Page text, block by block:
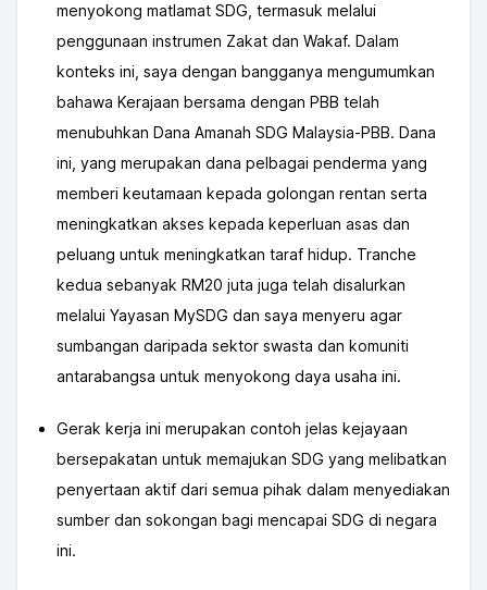
menyokong matlamat SDG, termasuk melalui
penggunaan instrumen Zakat dan Wakaf. Dalam
konteks ini, saya dengan bangganya mengumumkan
bahawa Kerajaan bersama dengan PBB telah
menubuhkan Dana Amanah SDG Malaysia-PBB. Dana
ini, yang merupakan dana pelbagai penderma yang
memberi keutamaan kepada golongan rentan serta
meningkatkan akses kepada keperluan asas dan
peluang untuk meningkatkan taraf hidup. Tranche
kedua sebanyak RM20 juta juga telah disalurkan
melalui Yayasan MySDG dan saya menyeru agar
sumbangan daripada sektor swasta dan komuniti
antarabangsa untuk menyokong daya usaha ini.
Gerak kerja ini merupakan contoh jelas kejayaan
bersepakatan untuk memajukan SDG yang melibatkan
penyertaan aktif dari semua pihak dalam menyediakan
sumber dan sokongan bagi mencapai SDG di negara
ini.